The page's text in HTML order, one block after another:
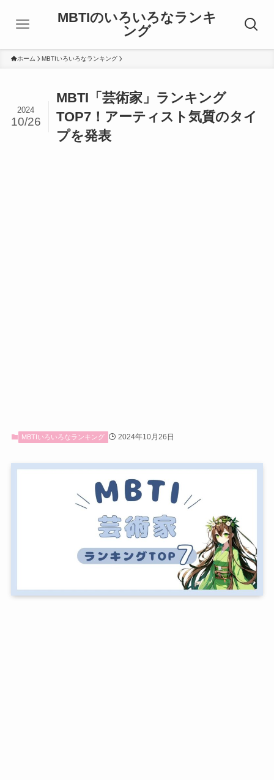
MBTIのいろいろなランキ
ング
ホーム MBTIいろいろなランキング
MBTI「芸術家」ランキング
TOP7！アーティスト気質のタイ
プを発表
2024
10/26
MBTIいろいろなランキング 2024年10月26日